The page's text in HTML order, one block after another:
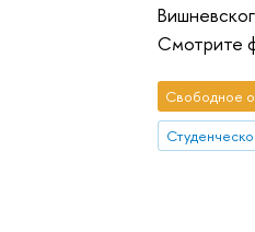
Смотрите
Свободное